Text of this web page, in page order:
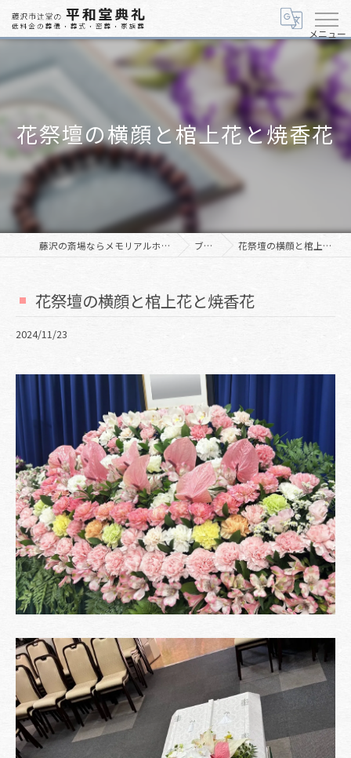
メニュー
花祭壇の横顔と棺上花と焼香花
藤沢の斎場ならメモリアルホール「美空」 ブログ 花祭壇の横顔と棺上花と焼香花
花祭壇の横顔と棺上花と焼香花
2024/11/23